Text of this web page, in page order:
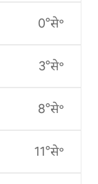
0°से॰
3°से॰
8°से॰
11°से॰